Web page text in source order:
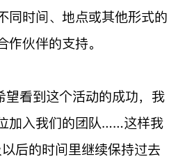
同时间、地点或其他形式的
伙伴的支持。
望看到这个活动的成功，我
加入我们的团队……这样我
后的时间里继续保持过去